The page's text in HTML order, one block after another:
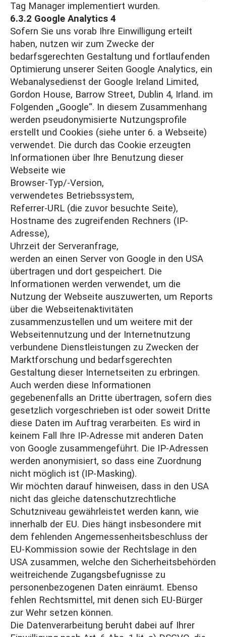
Tag Manager implementiert wurden.
6.3.2 Google Analytics 4
Sofern Sie uns vorab Ihre Einwilligung erteilt
haben, nutzen wir zum Zwecke der
bedarfsgerechten Gestaltung und fortlaufenden
Optimierung unserer Seiten Google Analytics, ein
Webanalysedienst der Google Ireland Limited,
Gordon House, Barrow Street, Dublin 4, Irland. im
Folgenden „Google“. In diesem Zusammenhang
werden pseudonymisierte Nutzungsprofile
erstellt und Cookies (siehe unter 6. a Webseite)
verwendet. Die durch das Cookie erzeugten
Informationen über Ihre Benutzung dieser
Webseite wie
Browser-Typ/-Version,
verwendetes Betriebssystem,
Referrer-URL (die zuvor besuchte Seite),
Hostname des zugreifenden Rechners (IP-
Adresse),
Uhrzeit der Serveranfrage,
werden an einen Server von Google in den USA
übertragen und dort gespeichert. Die
Informationen werden verwendet, um die
Nutzung der Webseite auszuwerten, um Reports
über die Webseitenaktivitäten
zusammenzustellen und um weitere mit der
Webseitennutzung und der Internetnutzung
verbundene Dienstleistungen zu Zwecken der
Marktforschung und bedarfsgerechten
Gestaltung dieser Internetseiten zu erbringen.
Auch werden diese Informationen
gegebenenfalls an Dritte übertragen, sofern dies
gesetzlich vorgeschrieben ist oder soweit Dritte
diese Daten im Auftrag verarbeiten. Es wird in
keinem Fall Ihre IP-Adresse mit anderen Daten
von Google zusammengeführt. Die IP-Adressen
werden anonymisiert, so dass eine Zuordnung
nicht möglich ist (IP-Masking).
Wir möchten darauf hinweisen, dass in den USA
nicht das gleiche datenschutzrechtliche
Schutzniveau gewährleistet werden kann, wie
innerhalb der EU. Dies hängt insbesondere mit
dem fehlenden Angemessenheitsbeschluss der
EU-Kommission sowie der Rechtslage in den
USA zusammen, welche den Sicherheitsbehörden
weitreichende Zugangsbefugnisse zu
personenbezogenen Daten einräumt. Ebenso
fehlen Rechtsmittel, mit denen sich EU-Bürger
zur Wehr setzen können.
Die Datenverarbeitung beruht dabei auf Ihrer